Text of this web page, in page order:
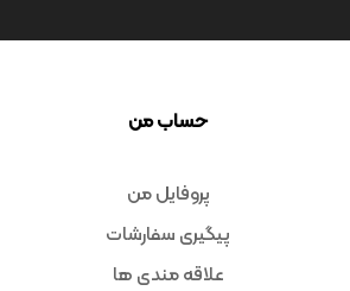
حساب من
پروفایل من
پیگیری سفارشات
علاقه مندی ها